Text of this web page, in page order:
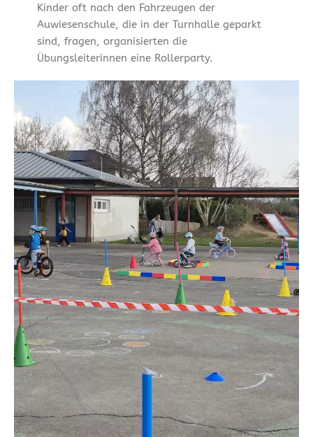
Kinder oft nach den Fahrzeugen der
Auwiesenschule, die in der Turnhalle geparkt
sind, fragen, organisierten die
Übungsleiterinnen eine Rollerparty.